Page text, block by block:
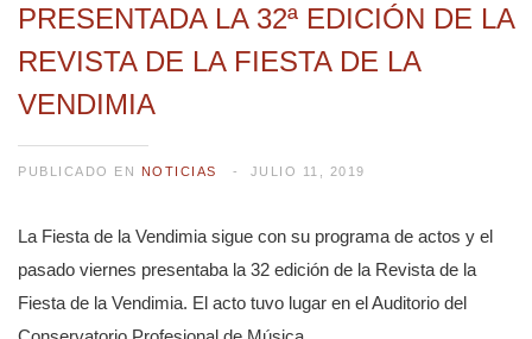
PRESENTADA LA 32ª EDICIÓN DE LA
REVISTA DE LA FIESTA DE LA
VENDIMIA
PUBLICADO EN NOTICIAS JULIO 11, 2019
La Fiesta de la Vendimia sigue con su programa de actos y el
pasado viernes presentaba la 32 edición de la Revista de la
Fiesta de la Vendimia. El acto tuvo lugar en el Auditorio del